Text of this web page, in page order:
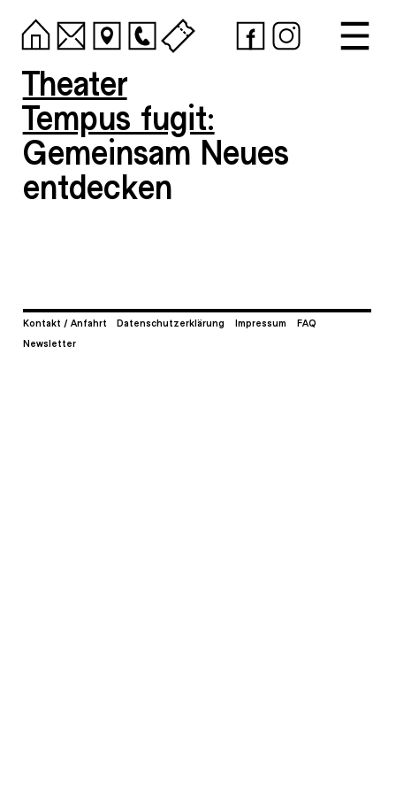
Theater
Tempus fugit:
Gemeinsam Neues
entdecken
Kontakt / Anfahrt Datenschutzerklärung Impressum
FAQ
Newsletter